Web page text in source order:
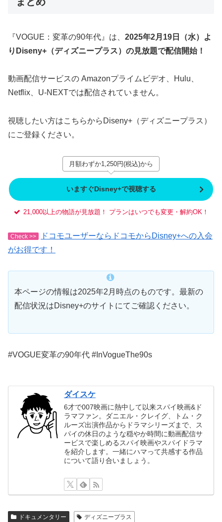
『VOGUE：変革の90年代』は、 2025年2月19日（水）よ
りDiseny+（ディズニープラス）の見放題で配信開始！
動画配信サービスの Amazonプライムビデオ、Hulu、
Netflix、U-NEXTでは配信されていません。
視聴したい方はこちらからDiseny+（ディズニープラス）
にご登録ください。
月額わずか1,250円(税込)から
いますぐDisney+で視聴する
21,000以上の物語が見放題！ プランはいつでも変更・解約OK！
Check >>
ドコモユーザーならドコモからDisney+への入会
がお得です！
本ページの情報は2025年2月時点のものです。最新の
配信状況はDisney+のサイトにてご確認ください。
#VOGUE変革の90年代 #InVogueThe90s
ダイスケ
6才で007映画に熱中して以来スパイ映画&ド
ラマファン。ダニエル・クレイグ、トム・ク
ルーズ出演作品からドラマシリーズまで、ス
パイの休日のような穏やか時間に動画配信サ
ービスで楽しめるスパイ映画やスパイドラマ
を紹介します。一緒にハマって共感する作品
について語り合いましょう。
ドキュメンタリー ディズニープラス